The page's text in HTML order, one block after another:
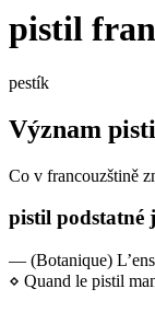
pistil
pestík
Význam
Co v francouzštině
pistil podstatné
— (Botanique)
⋄ Quand le pistil